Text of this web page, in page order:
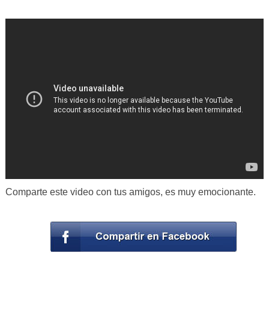
Comparte este video con tus amigos, es muy emocionante.